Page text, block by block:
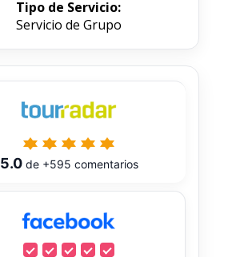
Tipo de Servicio:
Servicio de Grupo
5.0de +595 comentarios